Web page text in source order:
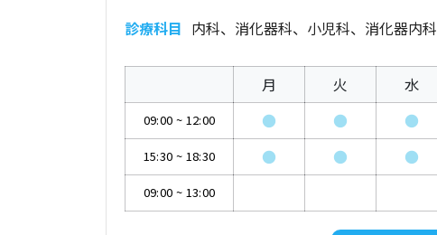
診療科目 内科、消化器科、小児科、消化器内科
月 火 水
09:00 ~ 12:00 ● ● ●
15:30 ~ 18:30 ● ● ●
09:00 ~ 13:00